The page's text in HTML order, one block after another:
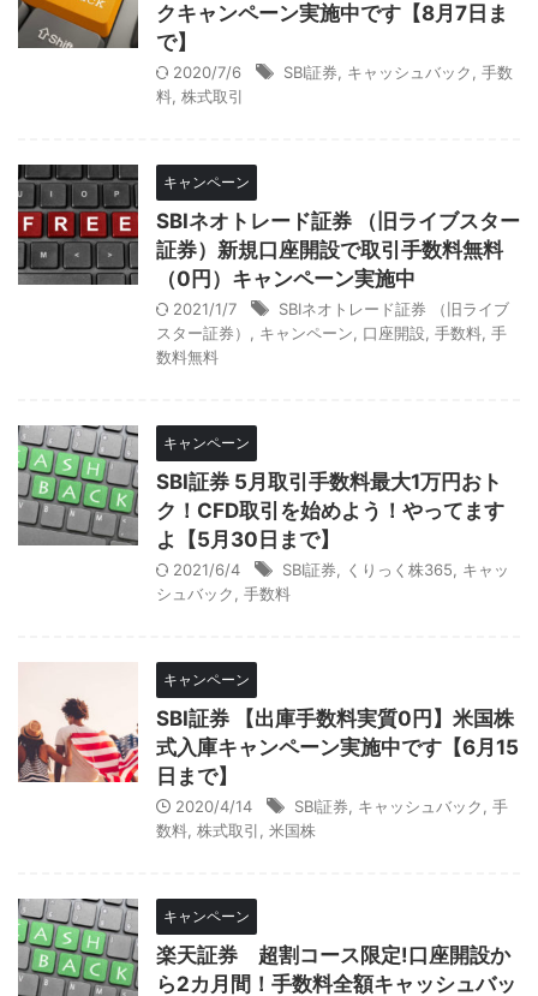
クキャンペーン実施中です【8月7日ま
で】
2020/7/6 SBI証券 キャッシュバック
手数
料 株式取引
キャンペーン
SBIネオトレード証券 （旧ライブスター
証券）新規口座開設で取引手数料無料
（0円）キャンペーン実施中
2021/1/7
SBIネオトレード証券 （旧ライブ
スター証券）
キャンペーン 口座開設 手数料 手
数料無料
キャンペーン
SBI証券 5月取引手数料最大1万円おト
ク！CFD取引を始めよう！やってます
よ【5月30日まで】
2021/6/4 SBI証券 くりっく株365
キャッ
シュバック
手数料
キャンペーン
SBI証券 【出庫手数料実質0円】米国株
式入庫キャンペーン実施中です【6月15
日まで】
2020/4/14 SBI証券 キャッシュバック
手
数料 株式取引 米国株
キャンペーン
楽天証券 超割コース限定!口座開設か
ら2カ月間！手数料全額キャッシュバッ